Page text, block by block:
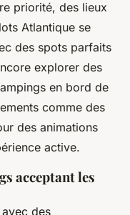
priorité, des lieux
Atlantique se
des spots parfaits
explorer des
en bord de
comme des
des animations
active.
acceptant les
des